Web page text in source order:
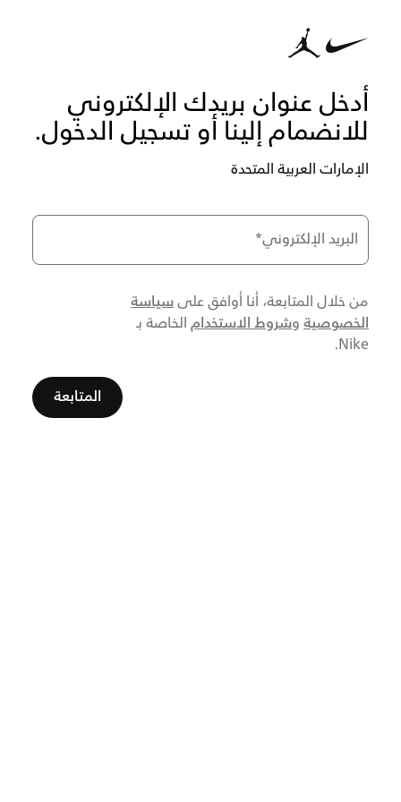
أدخل عنوان بريدك الإلكتروني
للانضمام إلينا أو تسجيل الدخول.
الإمارات العربية المتحدة
البريد الإلكتروني*
من خلال المتابعة، أنا أوافق علىسياسة
الخصوصية وشروط الاستخدام الخاصة بـ
Nike.
المتابعة